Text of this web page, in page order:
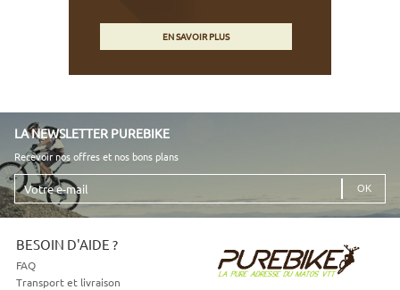
EN SAVOIR PLUS
LA NEWSLETTER PUREBIKE
Recevoir nos offres et nos bons plans
Votre
e-
mail
BESOIN D'AIDE ?
FAQ
Transport et livraison